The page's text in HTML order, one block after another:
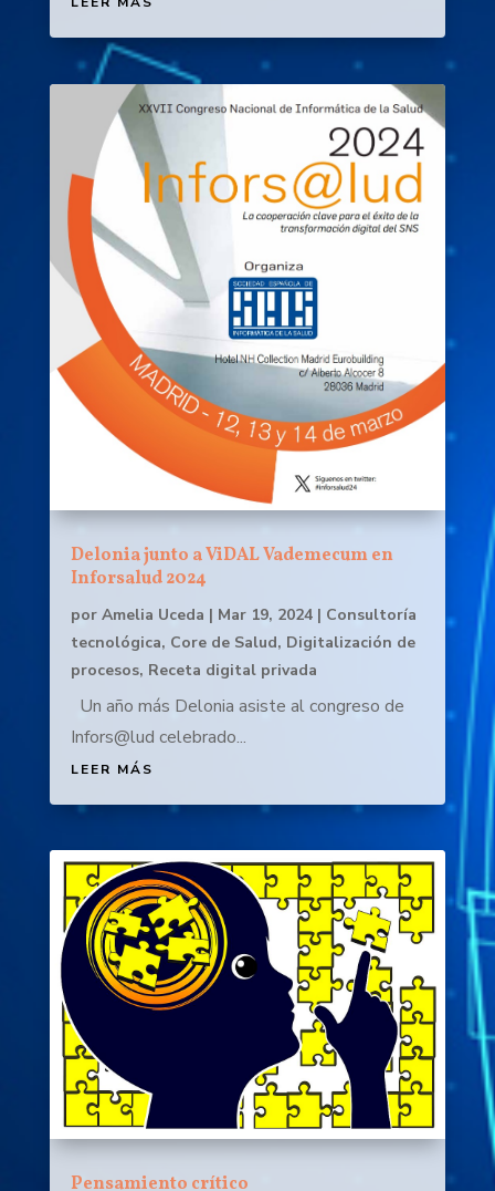
Delonia junto a ViDAL Vademecum en
Inforsalud 2024
por Amelia Uceda | Mar 19, 2024| Consultoría
tecnológica, Core de Salud, Digitalización de
procesos, Receta digital privada
Un año más Delonia asiste al congreso de
Infors@lud celebrado...
LEER MÁS
Pensamiento crítico